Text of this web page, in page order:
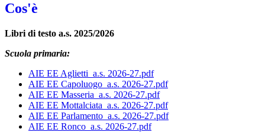
Cos'è
Libri di testo a.s. 2025/2026
Scuola primaria:
AIE EE Aglietti_a.s. 2026-27.pdf
AIE EE Capoluogo_a.s. 2026-27.pdf
AIE EE Masseria_a.s. 2026-27.pdf
AIE EE Mottalciata_a.s. 2026-27.pdf
AIE EE Parlamento_a.s. 2026-27.pdf
AIE EE Ronco_a.s. 2026-27.pdf